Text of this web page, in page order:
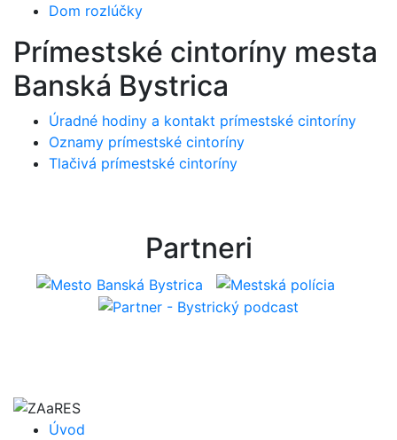
Dom rozlúčky
Prímestské cintoríny mesta
Banská Bystrica
Úradné hodiny a kontakt prímestské cintoríny
Oznamy prímestské cintoríny
Tlačivá prímestské cintoríny
Partneri
Úvod